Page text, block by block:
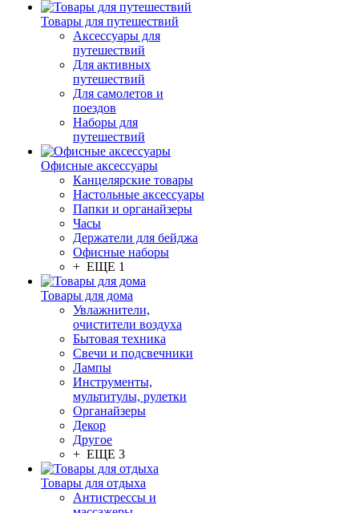
Товары для путешествий
Аксессуары для
путешествий
Для активных
путешествий
Для самолетов и
поездов
Наборы для
путешествий
Офисные аксессуары
Канцелярские товары
Настольные аксессуары
Папки и органайзеры
Часы
Держатели для бейджа
Офисные наборы
+ ЕЩЕ 1
Товары для дома
Увлажнители,
очистители воздуха
Бытовая техника
Свечи и подсвечники
Лампы
Инструменты,
мультитулы, рулетки
Органайзеры
Декор
Другое
+ ЕЩЕ 3
Товары для отдыха
Антистрессы и